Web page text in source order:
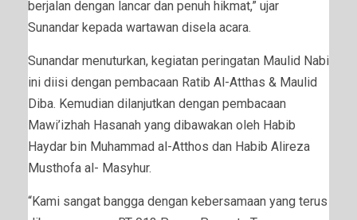
berjalan dengan lancar dan penuh hikmat,” ujar
Sunandar kepada wartawan disela acara.
Sunandar menuturkan, kegiatan peringatan Maulid Nabi
ini diisi dengan pembacaan Ratib Al-Atthas & Maulid
Diba. Kemudian dilanjutkan dengan pembacaan
Mawi’izhah Hasanah yang dibawakan oleh Habib
Haydar bin Muhammad al-Atthos dan Habib Alireza
Musthofa al- Masyhur.
“Kami sangat bangga dengan kebersamaan yang terus